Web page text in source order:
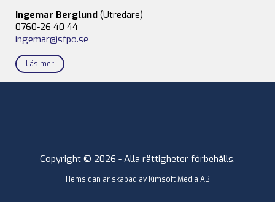
Ingemar Berglund (Utredare)
0760-26 40 44
ingemar@sfpo.se
Läs mer
Copyright © 2026 - Alla rättigheter förbehålls.
Hemsidan är skapad av Kimsoft Media AB